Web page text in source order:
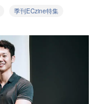
季刊ECzine特集